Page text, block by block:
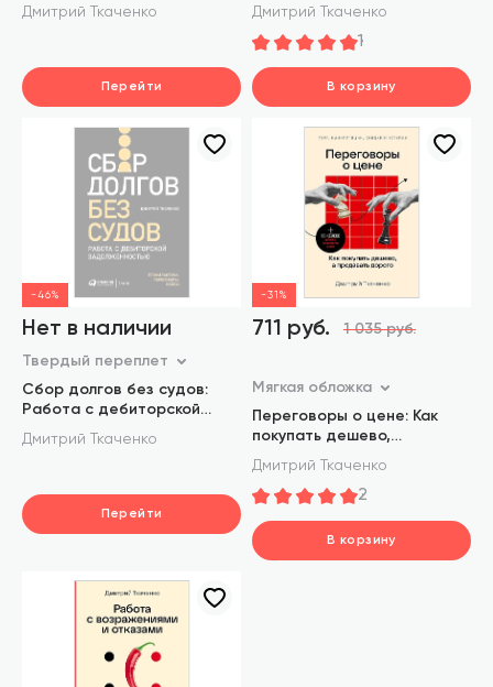
встреч
Дмитрий Ткаченко
Перейти
Дмитрий Ткаченко
1
В корзину
В корзине
-46%
Нет в наличии
Твердый переплет
Сбор долгов без судов:
Работа с дебиторской
задолженностью
Дмитрий Ткаченко
Перейти
-31%
711 руб. 1 035 руб.
Мягкая обложка
Переговоры о цене: Как
покупать дешево,
а продавать дорого
Дмитрий Ткаченко
2
В корзину